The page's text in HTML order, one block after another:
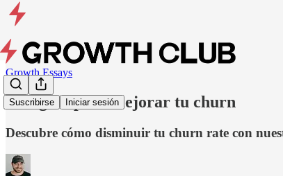
Suscribirse Iniciar sesión
Growth Essays
Una guía para mejorar tu churn
Descubre cómo disminuir tu churn rate con